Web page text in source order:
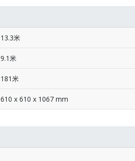
13.3米
9.1米
181米
610 x 610 x 1067 mm